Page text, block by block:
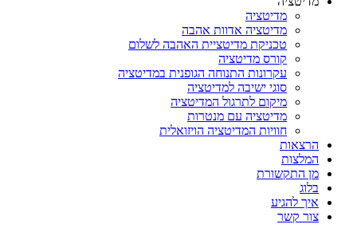
מדיטציה
מדיטציה אדוות אהבה
טכניקת מדיטציית האהבה לשלום
קורס מדיטציה
עקרונות התנוחה הגופנית במדיטציה
סוגי ישיבה למדיטציה
מיקום לתרגול המדיטציה
מדיטציה עם מנטרות
חוויות המדיטציה הויזואלית
הרצאות
המלצות
מן התקשורת
בלוג
איך להגיע
צור קשר